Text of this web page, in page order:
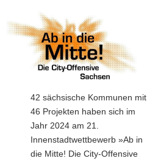
seinen
Stiefel
durch
und
gewinnt
»Ab
in
die
Mitte!«"
42 sächsische Kommunen mit
46 Projekten haben sich im
Jahr 2024 am 21.
Innenstadtwettbewerb »Ab in
die Mitte! Die City-Offensive